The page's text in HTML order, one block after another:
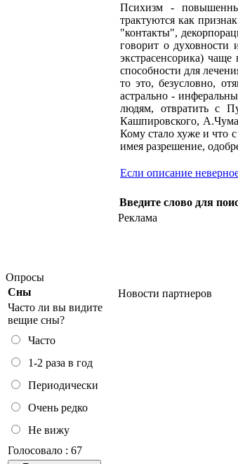
Опросы
Сны
Часто ли вы видите
вещие сны?
Часто
1-2 раза в год
Периодически
Очень редко
Не вижу
Голосовало : 67
Психизм -
трактуются как
"контакты",
говорит о духовности
экстрасенсорика)
способности для
то это, безусловно,
астрально -
людям, отвратить с
Кашпировского,
Кому стало хуже и что
имея разрешение,
Если описание
Введите слово для
Реклама
Новости партнеров